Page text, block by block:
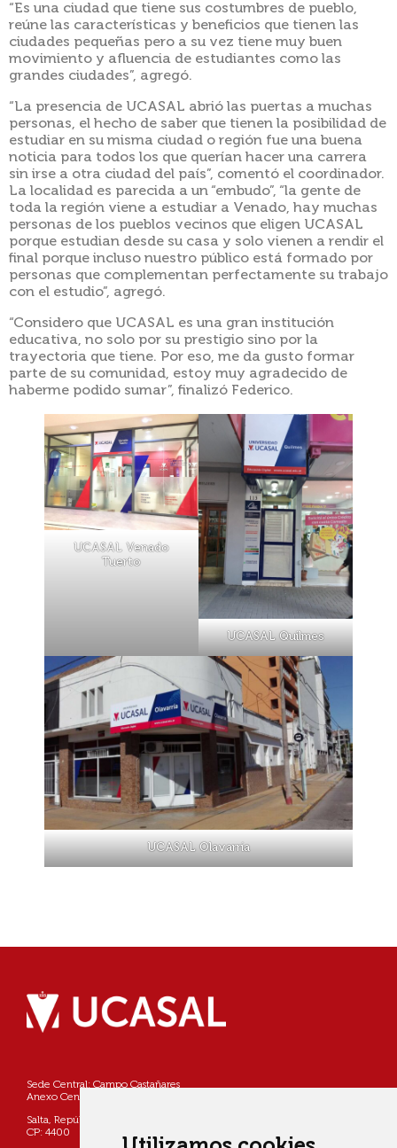
“Es una ciudad que tiene sus costumbres de pueblo,
reúne las características y beneficios que tienen las
ciudades pequeñas pero a su vez tiene muy buen
movimiento y afluencia de estudiantes como las
grandes ciudades”, agregó.
“La presencia de UCASAL abrió las puertas a muchas
personas, el hecho de saber que tienen la posibilidad de
estudiar en su misma ciudad o región fue una buena
noticia para todos los que querían hacer una carrera
sin irse a otra ciudad del país”, comentó el coordinador.
La localidad es parecida a un “embudo”, “la gente de
toda la región viene a estudiar a Venado, hay muchas
personas de los pueblos vecinos que eligen UCASAL
porque estudian desde su casa y solo vienen a rendir el
final porque incluso nuestro público está formado por
personas que complementan perfectamente su trabajo
con el estudio”, agregó.
“Considero que UCASAL es una gran institución
educativa, no solo por su prestigio sino por la
trayectoria que tiene. Por eso, me da gusto formar
parte de su comunidad, estoy muy agradecido de
haberme podido sumar”, finalizó Federico.
UCASAL Venado
Tuerto
UCASAL Quilmes
UCASAL Olavarría
Sede Central: Campo Castañares
Anexo Centro: Pellegrini 790
Salta, República Argentina
CP: 4400